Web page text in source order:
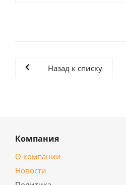
Назад к списку
Компания
О компании
Новости